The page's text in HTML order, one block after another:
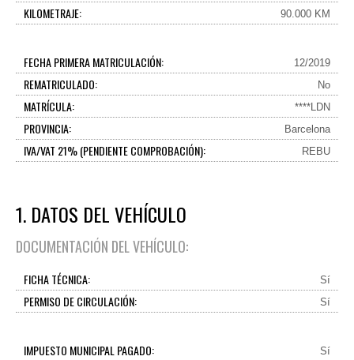
KILOMETRAJE: 90.000 KM
FECHA PRIMERA MATRICULACIÓN: 12/2019
REMATRICULADO: No
MATRÍCULA: ****LDN
PROVINCIA: Barcelona
IVA/VAT 21% (PENDIENTE COMPROBACIÓN): REBU
1. DATOS DEL VEHÍCULO
DOCUMENTACIÓN DEL VEHÍCULO:
FICHA TÉCNICA: Sí
PERMISO DE CIRCULACIÓN: Sí
IMPUESTO MUNICIPAL PAGADO: Sí